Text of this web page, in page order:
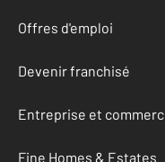
Offres d'emploi
Devenir franchisé
Entreprise et
Fine Homes & Estates